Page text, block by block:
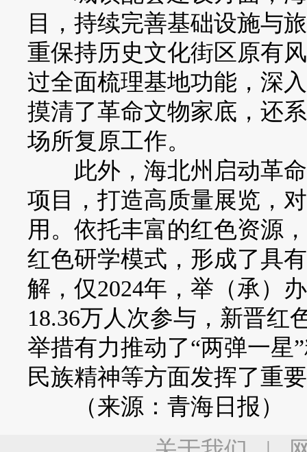
目，持续完善基础设施与
重保持历史文化街区原有
过全面梳理基地功能，深
摸清了革命文物家底，还
场所复原工作。
此外，海北州启动革命
项目，打造高质量展览，
用。依托丰富的红色资源
红色研学模式，形成了具
解，仅2024年，举（承）
18.36万人次参与，新晋红
举措有力推动了“两弹一星
民族精神等方面发挥了重
（来源：青海日报）